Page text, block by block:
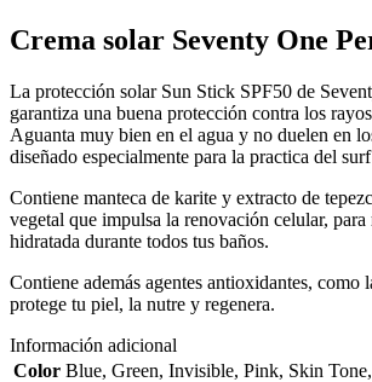
Crema solar Seventy One
La protección solar Sun Stick SPF50 de
garantiza una buena protección contra los
Aguanta muy bien en el agua y no duelen en
diseñado especialmente para la practica del surf
Contiene manteca de karite y extracto de
vegetal que impulsa la renovación celular, para
hidratada durante todos tus baños.
Contiene además agentes antioxidantes, como
protege tu piel, la nutre y regenera.
Información adicional
Color Blue, Green, Invisible, Pink, Skin Tone,